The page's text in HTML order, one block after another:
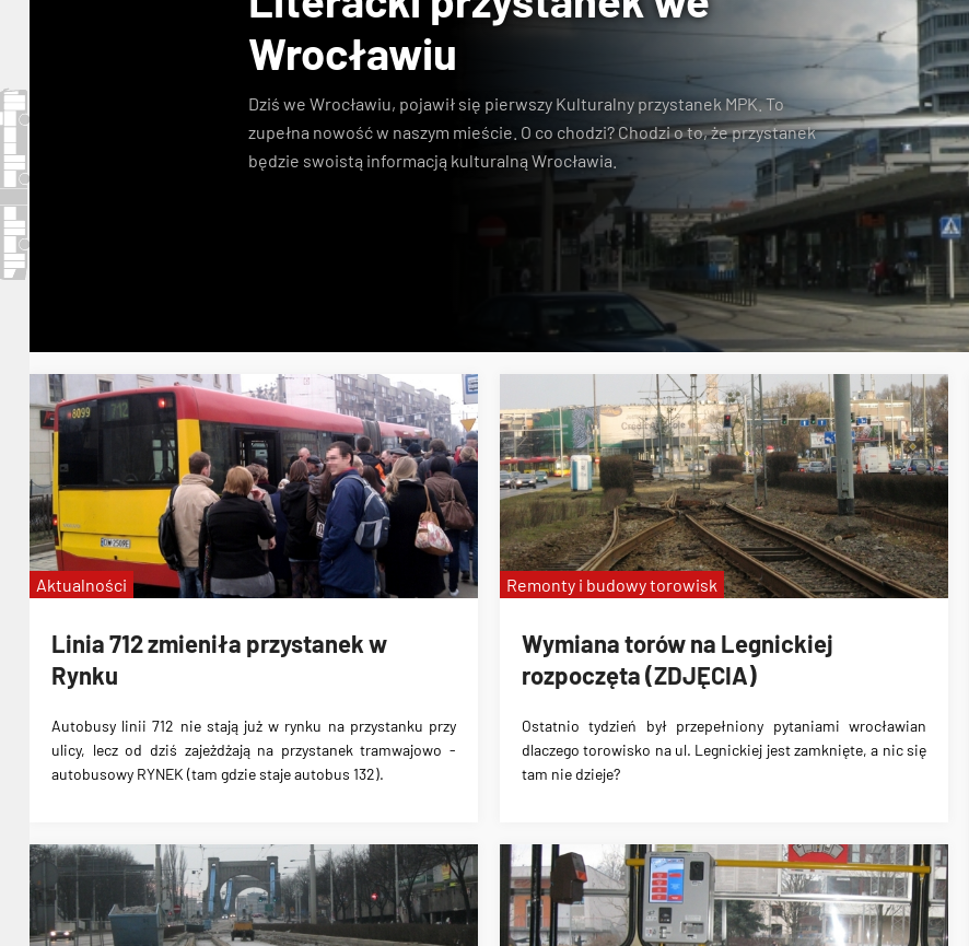
Wrocławiu
Dziś we Wrocławiu, pojawił się pierwszy Kulturalny przystanek MPK. To
zupełna nowość w naszym mieście. O co chodzi? Chodzi o to, że przystanek
będzie swoistą informacją kulturalną Wrocławia.
Linia 712 zmieniła przystanek w
Rynku
Autobusy linii 712 nie stają już w rynku na przystanku przy
ulicy, lecz od dziś zajeżdżają na przystanek tramwajowo -
autobusowy RYNEK (tam gdzie staje autobus 132).
Aktualności
Wymiana torów na Legnickiej
rozpoczęta (ZDJĘCIA)
Ostatnio tydzień był przepełniony pytaniami wrocławian
dlaczego torowisko na ul. Legnickiej jest zamknięte, a nic się
tam nie dzieje?
Remonty i budowy torowisk